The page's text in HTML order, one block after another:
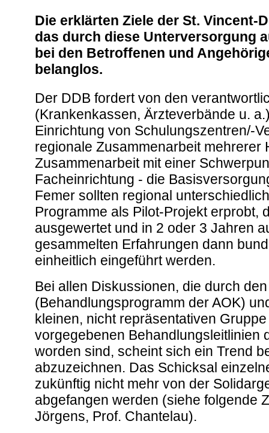
Die erklärten Ziele der St. Vincent-
das durch diese Unterversorgung
bei den Betroffenen und
belanglos.
Der DDB fordert von den
(Krankenkassen, Ärzteverbände u.
Einrichtung von Schulungszentren/-
regionale Zusammenarbeit mehrerer
Zusammenarbeit mit einer
Facheinrichtung - die
Femer sollten regional
Programme als Pilot-Projekt erprobt,
ausgewertet und in 2 oder 3 Jahren
gesammelten Erfahrungen dann
einheitlich eingeführt werden.
Bei allen Diskussionen, die durch
(Behandlungsprogramm der AOK)
kleinen, nicht repräsentativen
vorgegebenen Behandlungsleitlinien
worden sind, scheint sich ein Trend
abzuzeichnen. Das Schicksal
zukünftig nicht mehr von der
abgefangen werden (siehe folgende
Jörgens, Prof. Chantelau).